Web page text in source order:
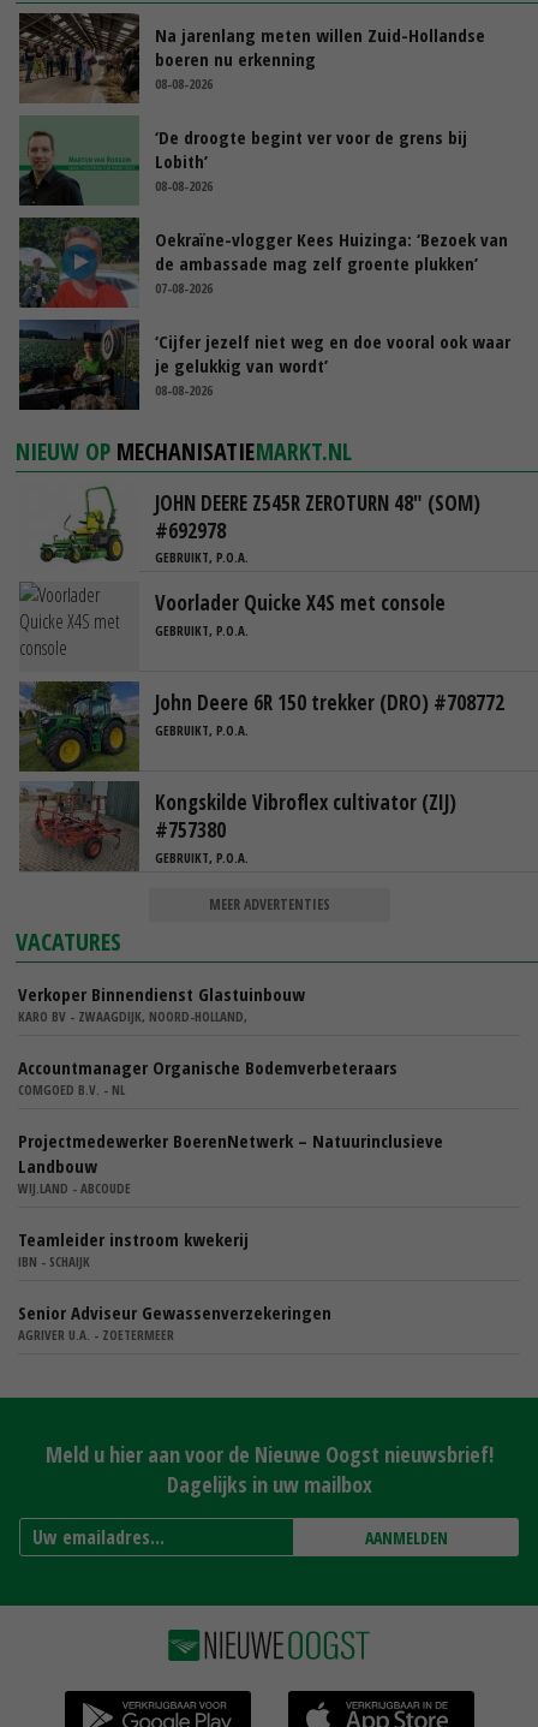
Na jarenlang meten willen Zuid-Hollandse
boeren nu erkenning
08-08-2026
‘De droogte begint ver voor de grens bij
Lobith’
08-08-2026
Oekraïne-vlogger Kees Huizinga: ‘Bezoek van
de ambassade mag zelf groente plukken’
07-08-2026
‘Cijfer jezelf niet weg en doe vooral ook waar
je gelukkig van wordt’
08-08-2026
NIEUW OP MECHANISATIEMARKT.NL
JOHN DEERE Z545R ZEROTURN 48" (SOM)
#692978
GEBRUIKT, P.O.A.
Voorlader Quicke X4S met console
GEBRUIKT, P.O.A.
John Deere 6R 150 trekker (DRO) #708772
GEBRUIKT, P.O.A.
Kongskilde Vibroflex cultivator (ZIJ)
#757380
GEBRUIKT, P.O.A.
MEER ADVERTENTIES
VACATURES
Verkoper Binnendienst Glastuinbouw
KARO BV - ZWAAGDIJK, NOORD-HOLLAND,
Accountmanager Organische Bodemverbeteraars
COMGOED B.V. - NL
Projectmedewerker BoerenNetwerk – Natuurinclusieve
Landbouw
WIJ.LAND - ABCOUDE
Teamleider instroom kwekerij
IBN - SCHAIJK
Senior Adviseur Gewassenverzekeringen
AGRIVER U.A. - ZOETERMEER
Meld u hier aan voor de Nieuwe Oogst nieuwsbrief!
Dagelijks in uw mailbox
AANMELDEN